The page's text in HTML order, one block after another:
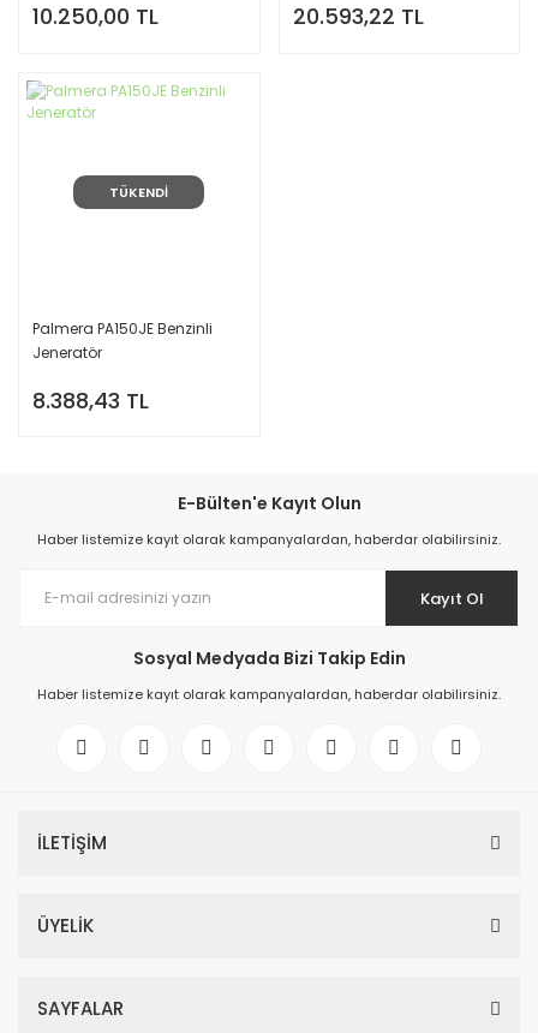
10.250,00 TL 20.593,22 TL
TÜKENDİ
Palmera PA150JE Benzinli
Jeneratör
8.388,43 TL
E-Bülten'e Kayıt Olun
Haber listemize kayıt olarak kampanyalardan, haberdar olabilirsiniz.
Kayıt Ol
Sosyal Medyada Bizi Takip Edin
Haber listemize kayıt olarak kampanyalardan, haberdar olabilirsiniz.
İLETİŞİM
ÜYELİK
SAYFALAR